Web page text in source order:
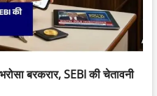
बरकरार, SEBI की चेतावनी